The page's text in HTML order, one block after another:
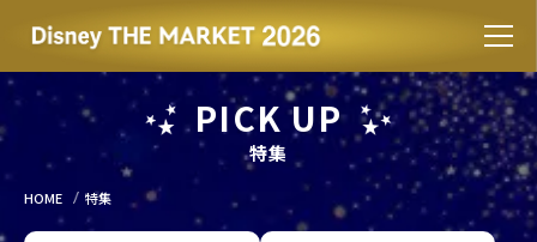
PICK UP
特集
HOME 特集